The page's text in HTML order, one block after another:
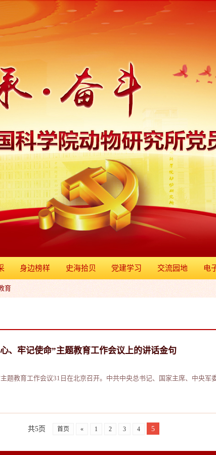
身边榜样 史海拾贝 党建学习 交流园地 电
育
、牢记使命”主题教育工作会议上的讲话金句
题教育工作会议31日在北京召开。中共中央总书记、国家主席、中央军
共5页 首页 « 1 2 3 4 5